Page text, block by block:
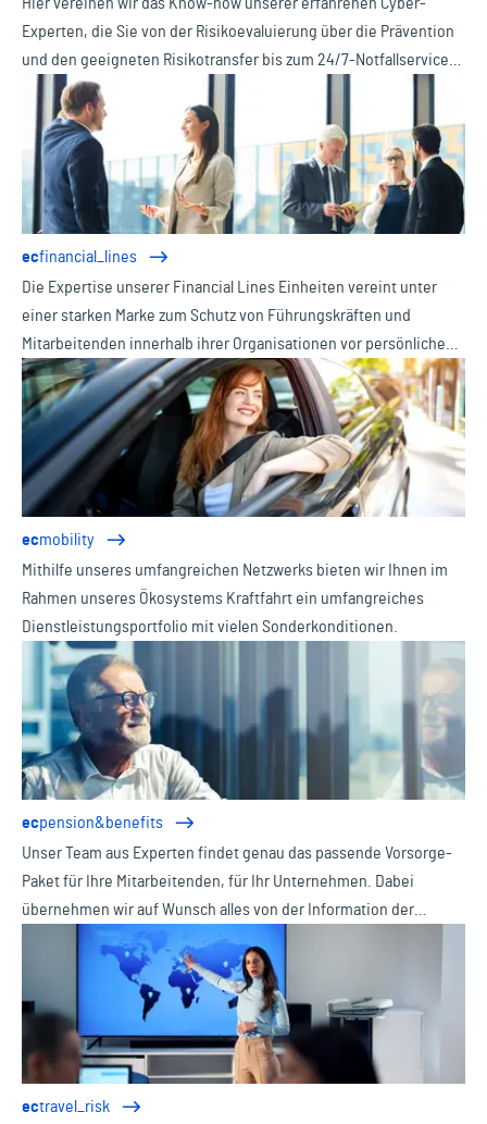
Experten, die Sie von der Risikoevaluierung über die Prävention
und den geeigneten Risikotransfer bis zum 24/7-Notfallservice
im Schadenfall ganzheitlich unterstützen.
ecfinancial_lines
Die Expertise unserer Financial Lines Einheiten vereint unter
einer starken Marke zum Schutz von Führungskräften und
Mitarbeitenden innerhalb ihrer Organisationen vor persönlichen
Haftungsrisiken, Vermögensschäden und komplexen
regulatorischen Anforderungen.
ecmobility
Mithilfe unseres umfangreichen Netzwerks bieten wir Ihnen im
Rahmen unseres Ökosystems Kraftfahrt ein umfangreiches
Dienstleistungsportfolio mit vielen Sonderkonditionen.
ecpension&benefits
Unser Team aus Experten findet genau das passende Vorsorge-
Paket für Ihre Mitarbeitenden, für Ihr Unternehmen. Dabei
übernehmen wir auf Wunsch alles von der Information der
Belegschaft bis zur Verwaltung für Sie.
ectravel_risk